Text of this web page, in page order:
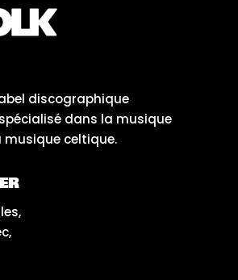
discographique
dans la musique
musique celtique.